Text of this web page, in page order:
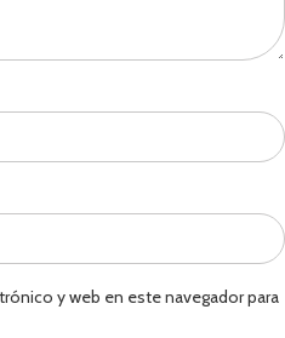
y web en este navegador para